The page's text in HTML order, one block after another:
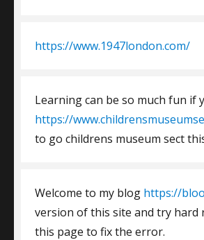
https://www.1947london.com/
Learning can be so much fun if
https://
to go childrens museum sect
Welcome to my blog https://
version of this site and try hard
this page to fix the error.